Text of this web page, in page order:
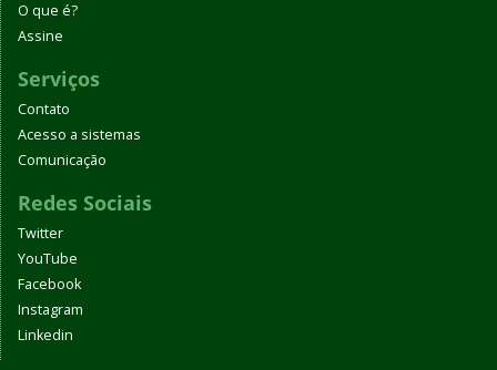
O que é?
Assine
Serviços
Contato
Acesso a sistemas
Comunicação
Redes Sociais
Twitter
YouTube
Facebook
Instagram
Linkedin